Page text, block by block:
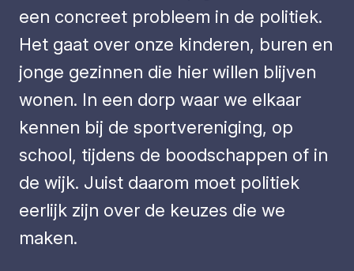
een concreet probleem in de politiek.
Het gaat over onze kinderen, buren en
jonge gezinnen die hier willen blijven
wonen. In een dorp waar we elkaar
kennen bij de sportvereniging, op
school, tijdens de boodschappen of in
de wijk. Juist daarom moet politiek
eerlijk zijn over de keuzes die we
maken.